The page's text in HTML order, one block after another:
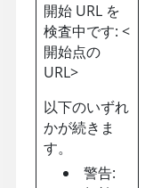
開始 URL を
検査中です: <
開始点の
URL>
以下のいずれ
かが続きま
す。
警告: